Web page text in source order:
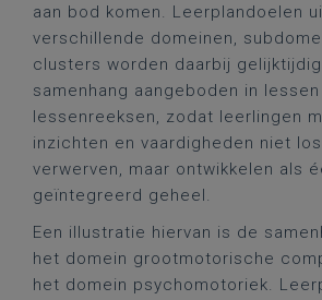
aan bod komen. Leerplandoelen
verschillende domeinen,
clusters worden daarbij
samenhang aangeboden in lessen
lessenreeksen, zodat leerlingen
inzichten en vaardigheden niet
verwerven, maar ontwikkelen als
geïntegreerd geheel.
Een illustratie hiervan is de
het domein grootmotorische
het domein psychomotoriek.